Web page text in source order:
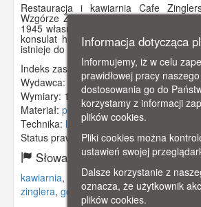
Restauracja i kawiarnia Cafe
Wzgórze Zinglera)- stan przed
1945 własność Fritza Lietzau. w 1939
konsulat honorowy Republiki
istnieje do dnia dzisiejszego.
Indeks zasobu:GSP01149
Wydawca:
Gebruder Zeuner, Danzig
Wymiary: 144 x 92 mm
Materiał: pocztówka
Technika: litografia
Status prawny:Użycie Niekomercyjne
Słowa kluczowe:
kawiarnia, restauracja,danzig,langfuhr,
zinglera, góra jana,
Informacja dotycząca
Informujemy, iż w celu
prawidłowej pracy
dostosowania go do
korzystamy z informacji
plików cookies.
Pliki cookies można
ustawień swojej
Dalsze korzystanie z
oznacza, że użytkownik
plików cookies.